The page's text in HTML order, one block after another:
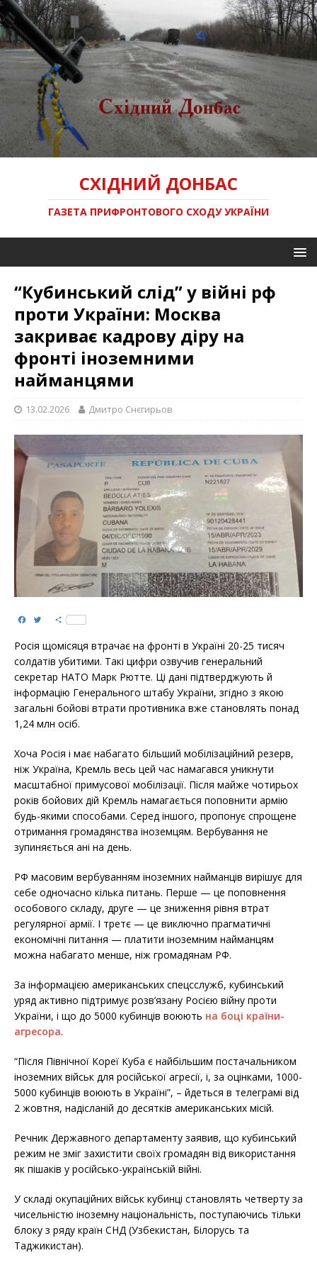
СХІДНИЙ ДОНБАС
ГАЗЕТА ПРИФРОНТОВОГО СХОДУ УКРАЇНИ
“Кубинський слід” у війні рф
проти України: Москва
закриває кадрову діру на
фронті іноземними
найманцями
13.02.2026 Дмитро Снєгирьов
e
b
o
o
k
t
t
e
r
S
h
a
r
e
Росія щомісяця втрачає на фронті в Україні 20-25 тисяч
солдатів убитими. Такі цифри озвучив генеральний
секретар НАТО Марк Рютте. Ці дані підтверджують й
інформацію Генерального штабу України, згідно з якою
загальні бойові втрати противника вже становлять понад
1,24 млн осіб.
Хоча Росія і має набагато більший мобілізаційний резерв,
ніж Україна, Кремль весь цей час намагався уникнути
масштабної примусової мобілізації. Після майже чотирьох
років бойових дій Кремль намагається поповнити армію
будь-якими способами. Серед іншого, пропонує спрощене
отримання громадянства іноземцям. Вербування не
зупиняється ані на день.
РФ масовим вербуванням іноземних найманців вирішує для
себе одночасно кілька питань. Перше — це поповнення
особового складу, друге — це зниження рівня втрат
регулярної армії. І третє — це виключно прагматичні
економічні питання — платити іноземним найманцям
можна набагато менше, ніж громадянам РФ.
За інформацією американських спецсслужб, кубинський
уряд активно підтримує розв’язану Росією війну проти
України, і що до 5000 кубинців воюють на боці країни-
агресора.
“Після Північної Кореї Куба є найбільшим постачальником
іноземних військ для російської агресії, і, за оцінками, 1000-
5000 кубинців воюють в Україні”, – йдеться в телеграмі від
2 жовтня, надісланій до десятків американських місій.
Речник Державного департаменту заявив, що кубинський
режим не зміг захистити своїх громадян від використання
як пішаків у російсько-українській війні.
У складі окупаційних військ кубинці становлять четверту за
чисельністю іноземну національність, поступаючись тільки
блоку з ряду країн СНД (Узбекистан, Білорусь та
Таджикистан).